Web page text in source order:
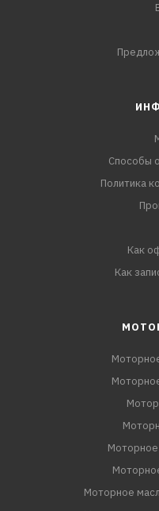
Способы
Политика
Как
Как
Моторное
Моторное